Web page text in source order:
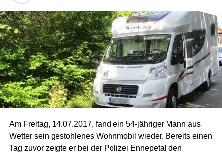
Am Freitag, 14.07.2017, fand ein 54-jähriger Mann aus
Wetter sein gestohlenes Wohnmobil wieder. Bereits einen
Tag zuvor zeigte er bei der Polizei Ennepetal den